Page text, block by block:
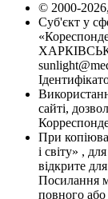
© 2000-
Суб'єкт у
сайті,
При
і світу» ,
відкрите
Посилання
повного або